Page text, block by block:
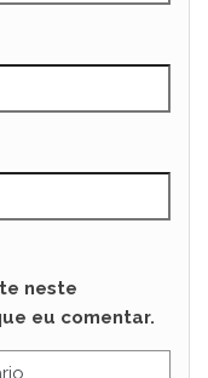
neste
eu comentar.